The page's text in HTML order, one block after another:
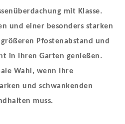
mit Klasse.
und einer besonders starken
Pfostenabstand und
in Ihren Garten genießen.
Wahl, wenn Ihre
und schwankenden
muss.